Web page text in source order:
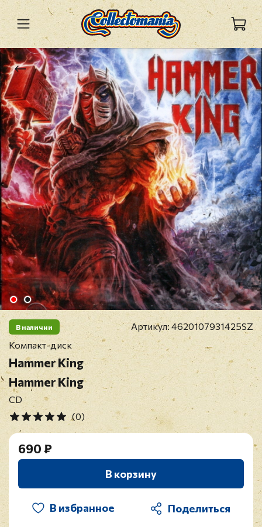
В наличии Артикул: 4620107931425SZ
Компакт-диск
Hammer King
Hammer King
CD
(0)
690 ₽
В корзину
В избранное